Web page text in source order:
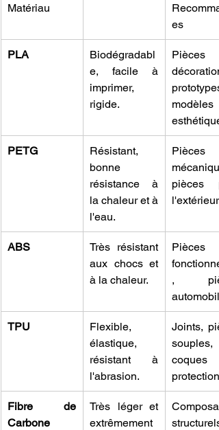
Matériau
es
PLA
Biodégradabl
e, facile à
imprimer,
rigide.
Pièces
décoration,
prototypes,
modèles
PETG
Résistant,
bonne
résistance à
la chaleur et à
l'eau.
Pièces
pièces
l'extérieur.
ABS
Très résistant
aux chocs et
à la chaleur.
Pièces
,
TPU
Flexible,
élastique,
résistant à
l'abrasion.
Joints,
souples,
coques
protection.
Fibre de
Carbone
Très léger et
extrêmement
structurels,